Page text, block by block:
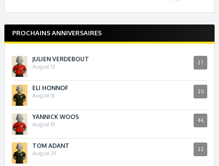
PROCHAINS ANNIVERSAIRES
JULIEN VERDEBOUT 27
August 13
ELI HONNOF 20
August 16
YANNICK WOOS 46
August 19
TOM ADANT 22
August 29